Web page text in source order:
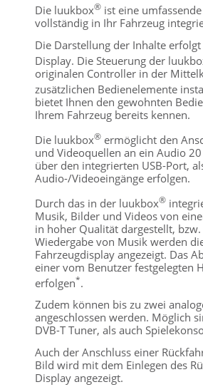
Die luukbox® ist eine
vollständig in Ihr Fahrzeug
Die Darstellung der Inhalte
Display. Die Steuerung der
originalen Controller in der
zusätzlichen Bedienelemente
bietet Ihnen den gewohnten
Ihrem Fahrzeug bereits kennen.
Die luukbox® ermöglicht den
und Videoquellen an ein Audio
über den integrierten USB-Port,
Audio-/Videoeingänge erfolgen.
Durch das in der luukbox®
Musik, Bilder und Videos von
in hoher Qualität dargestellt,
Wiedergabe von Musik werden
Fahrzeugdisplay angezeigt. Das
einer vom Benutzer festgelegten
erfolgen*.
Zudem können bis zu zwei
angeschlossen werden. Möglich
DVB-T Tuner, als auch
Auch der Anschluss einer
Bild wird mit dem Einlegen des
Display angezeigt.